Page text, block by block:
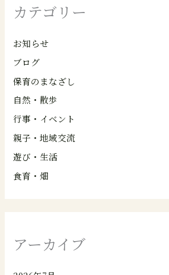
カテゴリー
お知らせ
ブログ
保育のまなざし
自然・散歩
行事・イベント
親子・地域交流
遊び・生活
食育・畑
アーカイブ